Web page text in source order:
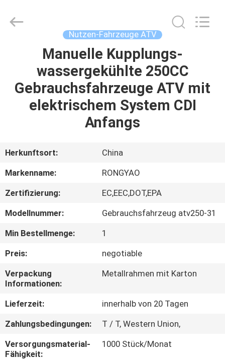
PRODUKTE
FABRIK-
QUALITÄTSKONTROLLE
TRETEN
SIE
MIT
UNS
IN
VERBINDUNG
Co.,Ltd.
Nutzen-Fahrzeuge ATV
Manuelle Kupplungs-
wassergekühlte 250CC
Gebrauchsfahrzeuge ATV mit
elektrischem System CDI
Anfangs
Herkunftsort:
China
Markenname:
RONGYAO
Zertifizierung:
EC,EEC,DOT,EPA
Modellnummer:
Gebrauchsfahrzeug atv250-31
Min Bestellmenge:
1
Preis:
negotiable
Verpackung
Informationen:
Metallrahmen mit Karton
Lieferzeit:
innerhalb von 20 Tagen
Zahlungsbedingungen:
T / T, Western Union,
Versorgungsmaterial-
Fähigkeit:
1000 Stück/Monat